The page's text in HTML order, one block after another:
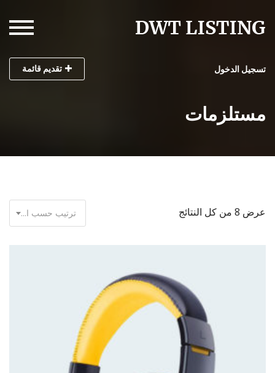
تسجيل الدخول تقديم قائمة
مستلزمات
عرض ⁦8⁩ من كل النتائج ترتيب حسب الأحدث